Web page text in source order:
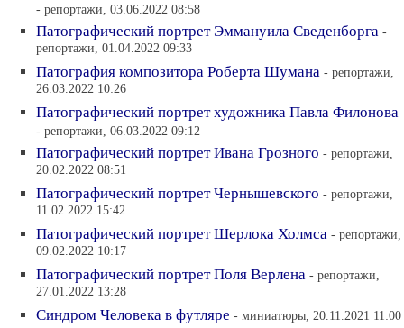
- репортажи, 03.06.2022 08:58
Патографический портрет Эммануила Сведенборга -
репортажи, 01.04.2022 09:33
Патография композитора Роберта Шумана - репортажи,
26.03.2022 10:26
Патографический портрет художника Павла Филонова
- репортажи, 06.03.2022 09:12
Патографический портрет Ивана Грозного - репортажи,
20.02.2022 08:51
Патографический портрет Чернышевского - репортажи,
11.02.2022 15:42
Патографический портрет Шерлока Холмса - репортажи,
09.02.2022 10:17
Патографический портрет Поля Верлена - репортажи,
27.01.2022 13:28
Синдром Человека в футляре - миниатюры, 20.11.2021 11:00